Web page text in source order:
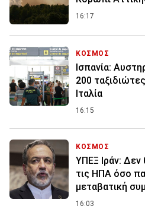
16:17
ΚΟΣΜΟΣ
Ισπανία:
200
Ιταλία
16:15
ΚΟΣΜΟΣ
ΥΠΕΞ Ιράν: Δεν
τις ΗΠΑ όσο
μεταβατική
16:03